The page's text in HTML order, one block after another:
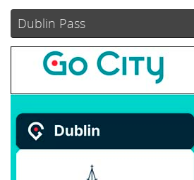
Dublin Pass